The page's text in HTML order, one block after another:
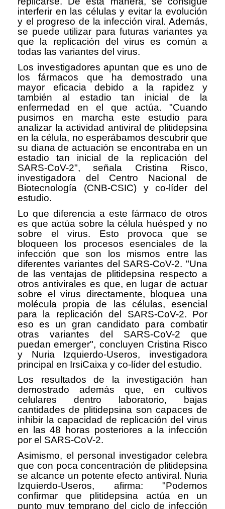
interferir en las células y evitar la evolución
y el progreso de la infección viral. Además,
se puede utilizar para futuras variantes ya
que la replicación del virus es común a
todas las variantes del virus.
Los investigadores apuntan que es uno de
los fármacos que ha demostrado una
mayor eficacia debido a la rapidez y
también al estadio tan inicial de la
enfermedad en el que actúa. "Cuando
pusimos en marcha este estudio para
analizar la actividad antiviral de plitidepsina
en la célula, no esperábamos descubrir que
su diana de actuación se encontraba en un
estadio tan inicial de la replicación del
SARS-CoV-2", señala Cristina Risco,
investigadora del Centro Nacional de
Biotecnología (CNB-CSIC) y co-líder del
estudio.
Lo que diferencia a este fármaco de otros
es que actúa sobre la célula huésped y no
sobre el virus. Esto provoca que se
bloqueen los procesos esenciales de la
infección que son los mismos entre las
diferentes variantes del SARS-CoV-2. "Una
de las ventajas de plitidepsina respecto a
otros antivirales es que, en lugar de actuar
sobre el virus directamente, bloquea una
molécula propia de las células, esencial
para la replicación del SARS-CoV-2. Por
eso es un gran candidato para combatir
otras variantes del SARS-CoV-2 que
puedan emerger", concluyen Cristina Risco
y Nuria Izquierdo-Useros, investigadora
principal en IrsiCaixa y co-líder del estudio.
Los resultados de la investigación han
demostrado además que, en cultivos
celulares dentro laboratorio, bajas
cantidades de plitidepsina son capaces de
inhibir la capacidad de replicación del virus
en las 48 horas posteriores a la infección
por el SARS-CoV-2.
Asimismo, el personal investigador celebra
que con poca concentración de plitidepsina
se alcance un potente efecto antiviral. Nuria
Izquierdo-Useros, afirma: "Podemos
confirmar que plitidepsina actúa en un
punto muy temprano del ciclo de infección